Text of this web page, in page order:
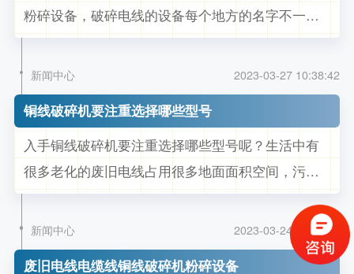
粉碎设备，破碎电线的设备每个地方的名字不一样
吧，当选择铜线破碎机的时候就要考虑这些过程，
那就是场地，经营各种流程，配置的大小，质量选
择，工作效率产量流程，这些东西根据各自回收的
物料来取决于选择的机器大小，因为每个生产基地
的配置价格质量都有所不同，就要实地考...
新闻中心 2023-03-27 10:38:42
铜线破碎机要注重选择哪些型号
入手铜线破碎机要注重选择哪些型号呢？生活中有
很多老化的废旧电线占用很多地面面积空间，污染
周围环境，得不到好的回收利用，铜线破碎机的投
入使用给生活的废旧电线有这息息相关的连接，想
入手铜线破碎机就要看回收产量怎么样，根据这方
新闻中心 2023-03-24 10:15:51
废旧电线电缆线铜线破碎机粉碎设备